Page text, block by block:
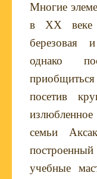
Многие
в XX
березовая
однако
посетив
семьи
учебные